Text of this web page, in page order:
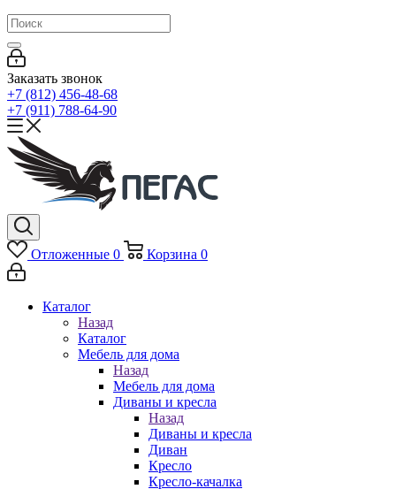
Заказать звонок
+7 (812) 456-48-68
+7 (911) 788-64-90
Отложенные 0 Корзина 0
Каталог
Назад
Каталог
Мебель для дома
Назад
Мебель для дома
Диваны и кресла
Назад
Диваны и кресла
Диван
Кресло
Кресло-качалка